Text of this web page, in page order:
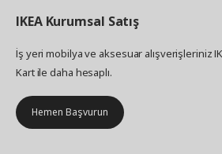
IKEA Kurumsal Satış
İş yeri mobilya ve aksesuar alışverişleriniz
Kart ile daha hesaplı.
Hemen Başvurun